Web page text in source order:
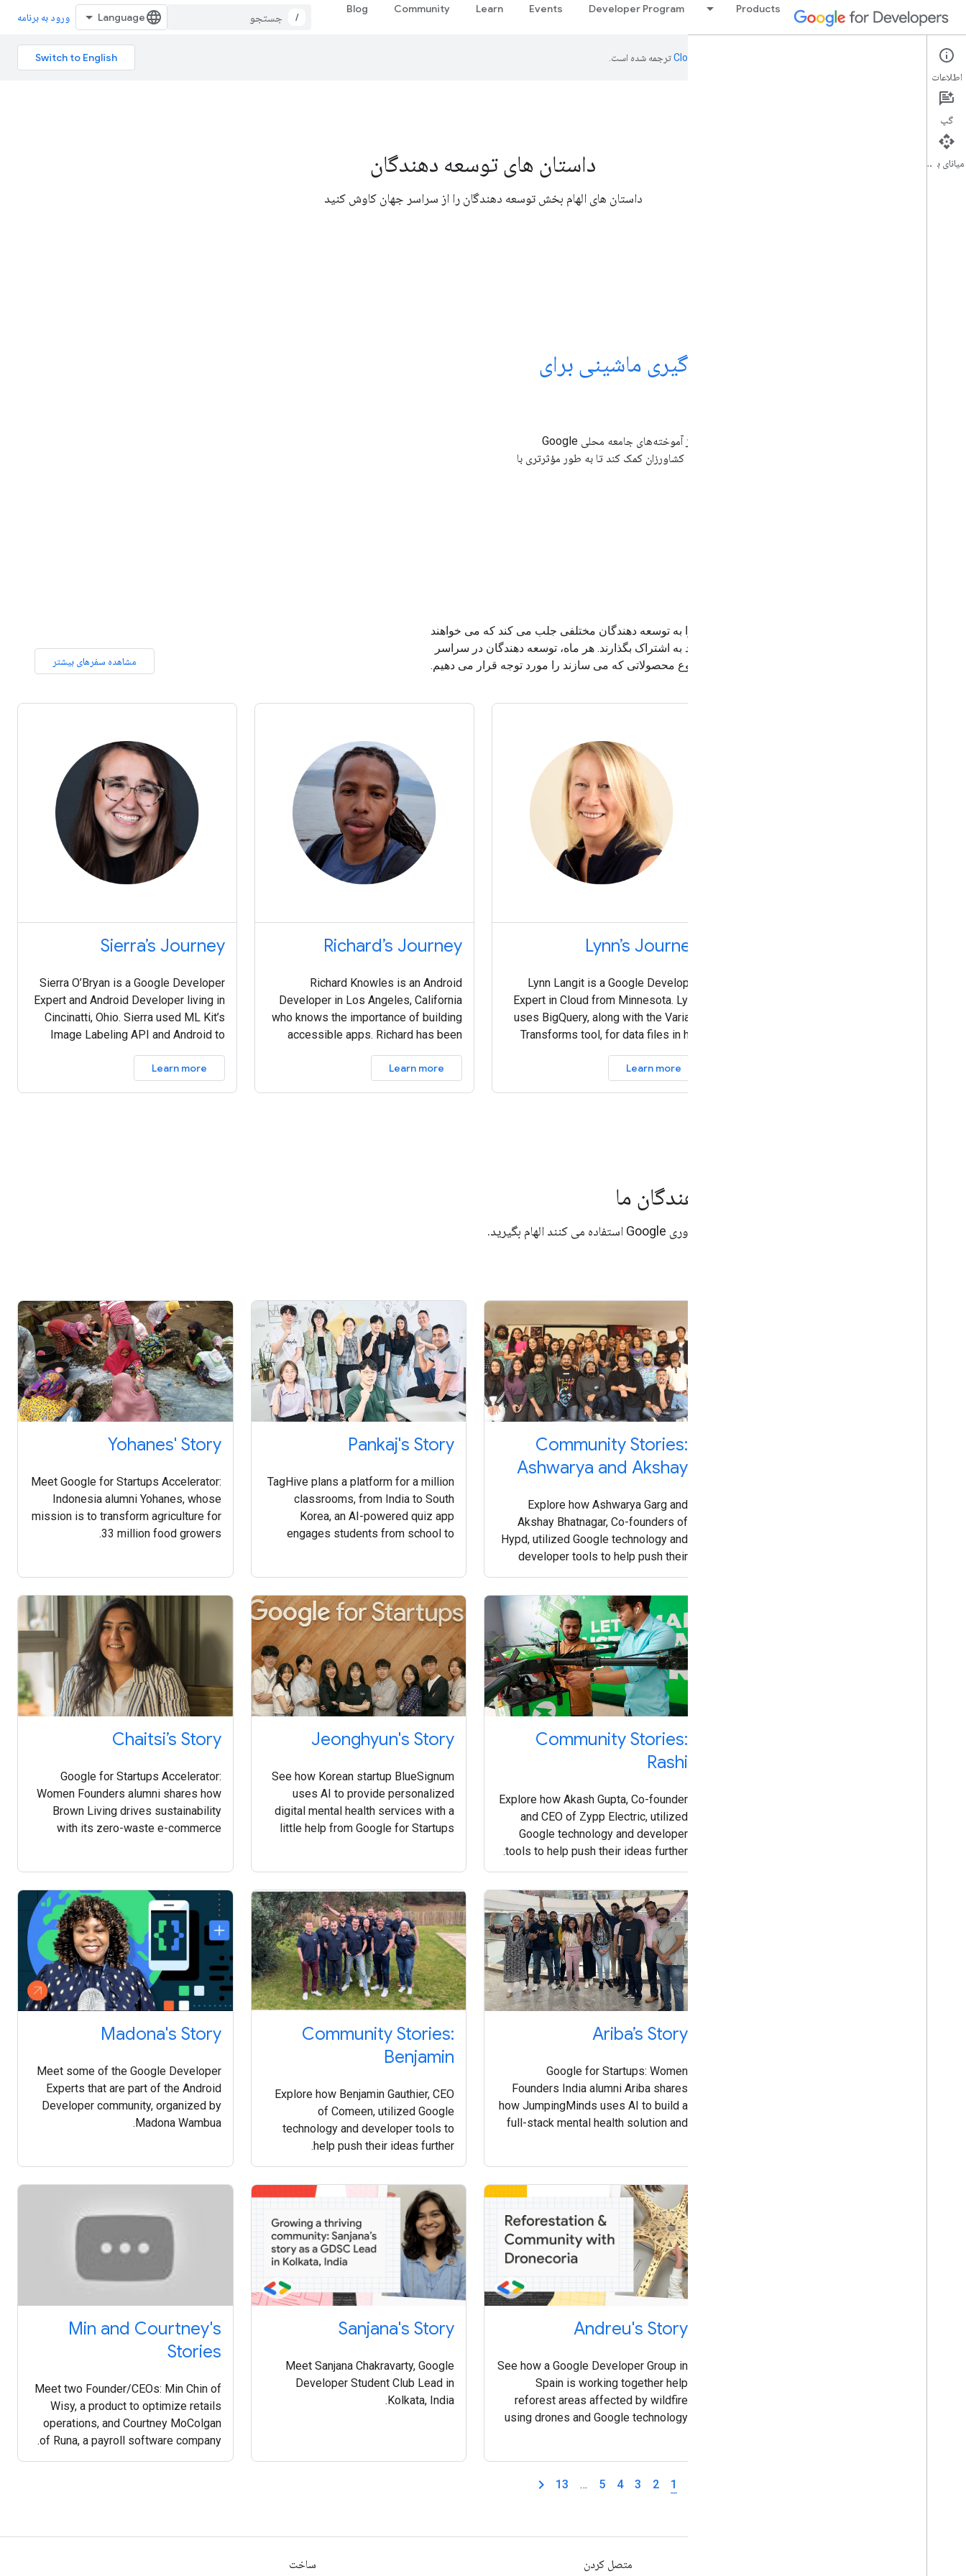
Products
Developer Program
Events
Learn
Community
Blog
/ ورود به برنامه
ترجمه شده است.
داستان های توسعه دهندگان
داستان های الهام بخش توسعه دهندگان را از سراسر جهان کاوش کنید
داستان نازیرینی - استفاده از یادگیری ماشینی برای
Nazirini Siraji و تیم کوچکش در Mbale، اوگاندا، با استفاده از آموخته‌های جامعه محلی Google
Developer Groups، اپلیکیشنی را ایجاد کردند که می‌تواند به کشاورزان کمک کند تا به طور مؤثرتری با
Developer Journey یک مجموعه ماهانه است که توجه را به توسعه دهندگان مختلفی جلب می کند که می خواهند
چالش ها، فرصت ها و پیروزی های مرتبط را در سفر خود به اشتراک بگذارند. هر ماه، توسعه دهندگان در سراسر
مشاهده سفرهای بیشتر
Lynn’s Journey
Lynn Langit is a Google Developer
Expert in Cloud from Minnesota. Lynn
uses BigQuery, along with the Variant
Transforms tool, for data files in her
work in the healthcare industry.
Learn more
Richard’s Journey
Richard Knowles is an Android
Developer in Los Angeles, California
who knows the importance of building
accessible apps. Richard has been
using the Accessibility Scanner to
build apps since 2011.
Learn more
Sierra’s Journey
Sierra O’Bryan is a Google Developer
Expert and Android Developer living in
Cincinatti, Ohio. Sierra used ML Kit’s
Image Labeling API and Android to
build an app to identify flowers for the
user.
Learn more
داستان هایی از جامعه توسعه دهندگان ما
از تمام روش های هوشمندانه ای که توسعه دهندگان از فناوری Google استفاده می کنند الهام بگیرید.
Community Stories:
Ashwarya and Akshay
Explore how Ashwarya Garg and
Akshay Bhatnagar, Co-founders of
Hypd, utilized Google technology and
developer tools to help push their
ideas further.
Pankaj's Story
TagHive plans a platform for a million
classrooms, from India to South
Korea, an AI-powered quiz app
engages students from school to
Yohanes' Story
Meet Google for Startups Accelerator:
Indonesia alumni Yohanes, whose
mission is to transform agriculture for
33 million food growers.
Community Stories:
Rashi
Explore how Akash Gupta, Co-founder
and CEO of Zypp Electric, utilized
Google technology and developer
tools to help push their ideas further.
Jeonghyun's Story
See how Korean startup BlueSignum
uses AI to provide personalized
digital mental health services with a
little help from Google for Startups
Chaitsi’s Story
Google for Startups Accelerator:
Women Founders alumni shares how
Brown Living drives sustainability
with its zero-waste e-commerce
Ariba’s Story
Google for Startups: Women
Founders India alumni Ariba shares
how JumpingMinds uses AI to build a
full-stack mental health solution and
Community Stories:
Benjamin
Explore how Benjamin Gauthier, CEO
of Comeen, utilized Google
technology and developer tools to
help push their ideas further.
Madona's Story
Meet some of the Google Developer
Experts that are part of the Android
Developer community, organized by
Madona Wambua.
Andreu's Story
See how a Google Developer Group in
Spain is working together help
reforest areas affected by wildfire
using drones and Google technology
Sanjana's Story
Meet Sanjana Chakravarty, Google
Developer Student Club Lead in
Kolkata, India.
Min and Courtney's
Stories
Meet two Founder/CEOs: Min Chin of
Wisy, a product to optimize retails
operations, and Courtney MoColgan
of Runa, a payroll software company.
1
2
3
4
5
…
13
متصل کردن ساخت
اطلاعات
گپ
میانای برنامه‌سازی کاربردی